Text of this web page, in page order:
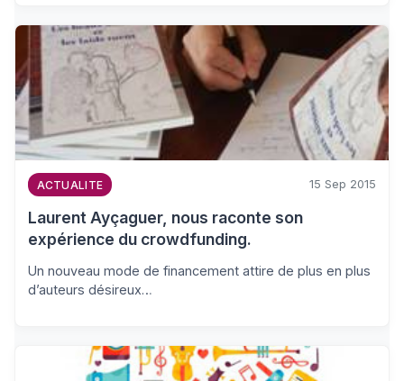
ACTUALITE 15 Sep 2015
Laurent Ayçaguer, nous raconte son
expérience du crowdfunding.
Un nouveau mode de financement attire de plus en plus
d’auteurs désireux…